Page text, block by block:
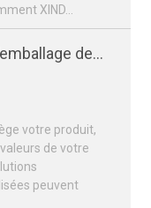
XIND...
des
votre produit,
de votre
peuvent